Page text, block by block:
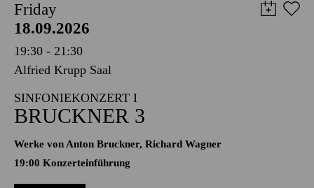
Friday
18.09.2026
19:30 - 21:30
Alfried Krupp Saal
SINFONIEKONZERT I
BRUCKNER 3
Werke von Anton Bruckner, Richard Wagner
19:00 Konzerteinführung